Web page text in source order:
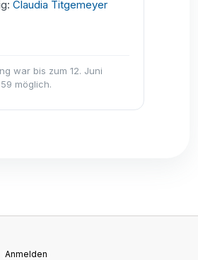
Claudia Titgemeyer
war bis zum 12. Juni
möglich.
Anmelden